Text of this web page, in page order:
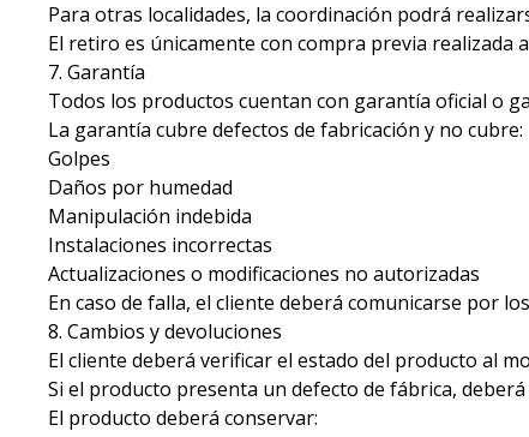
Para otras localidades, la coordinación podrá
El retiro es únicamente con compra previa realizada
7. Garantía
Todos los productos cuentan con garantía oficial o
La garantía cubre defectos de fabricación y no cubre:
Golpes
Daños por humedad
Manipulación indebida
Instalaciones incorrectas
Actualizaciones o modificaciones no autorizadas
En caso de falla, el cliente deberá comunicarse por
8. Cambios y devoluciones
El cliente deberá verificar el estado del producto al
Si el producto presenta un defecto de fábrica,
El producto deberá conservar: